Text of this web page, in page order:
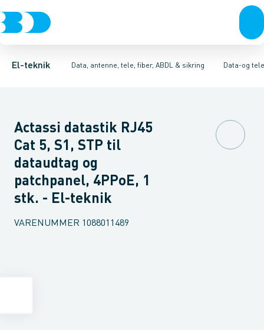
El-teknik Data, antenne, tele, fiber, ABDL & sikring
Afbrydere, stikkontakter & lampeudtag Forgreningsmateriel
Data-og
Antenne og satellitsystemerKommunikationsteknik/
Dataudtag kobberTilbehør til modulær tilkoblingssystem
Actassi datastik RJ45
Cat 5, S1, STP til
dataudtag og
patchpanel, 4PPoE, 1
stk. - El-teknik
VARENUMMER 1088011489